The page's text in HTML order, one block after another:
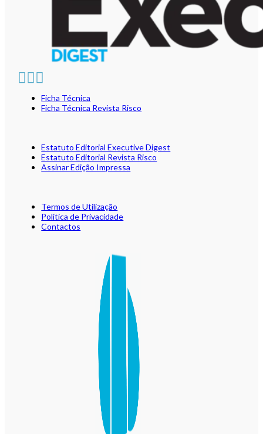
Ficha Técnica
Ficha Técnica Revista Risco
Estatuto Editorial Executive Digest
Estatuto Editorial Revista Risco
Assinar Edição Impressa
Termos de Utilização
Política de Privacidade
Contactos